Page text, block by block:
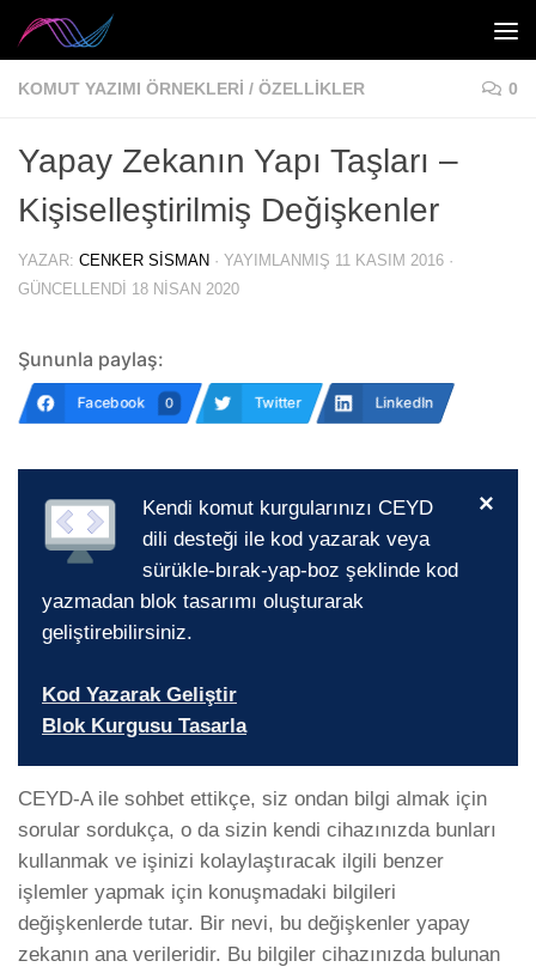
Skip to content
KOMUT YAZIMI ÖRNEKLERI / ÖZELLIKLER 0
Yapay Zekanın Yapı Taşları –
Kişiselleştirilmiş Değişkenler
YAZAR: CENKER SISMAN · YAYIMLANMIŞ 11 KASIM 2016 ·
GÜNCELLENDI 18 NISAN 2020
Şununla paylaş:
Facebook 0 Twitter LinkedIn
×
Kendi komut kurgularınızı CEYD
dili desteği ile kod yazarak veya
sürükle-bırak-yap-boz şeklinde kod
yazmadan blok tasarımı oluşturarak
geliştirebilirsiniz.
Kod Yazarak Geliştir
Blok Kurgusu Tasarla
CEYD-A ile sohbet ettikçe, siz ondan bilgi almak için
sorular sordukça, o da sizin kendi cihazınızda bunları
kullanmak ve işinizi kolaylaştıracak ilgili benzer
işlemler yapmak için konuşmadaki bilgileri
değişkenlerde tutar. Bir nevi, bu değişkenler yapay
zekanın ana verileridir. Bu bilgiler cihazınızda bulunan